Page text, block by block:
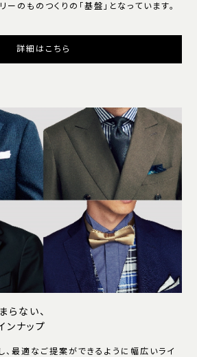
ーのものつくりの「基盤」となっています。
詳細はこちら
らない、
ンナップ
最適なご提案ができるように幅広いライ